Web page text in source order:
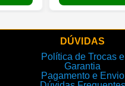
DÚVIDAS
Política de Trocas e
Garantia
Pagamento e Envio